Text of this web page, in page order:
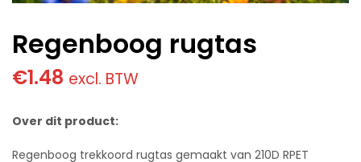
Regenboog rugtas
€1.48 excl. BTW
Over dit product:
Regenboog trekkoord rugtas gemaakt van 210D RPET